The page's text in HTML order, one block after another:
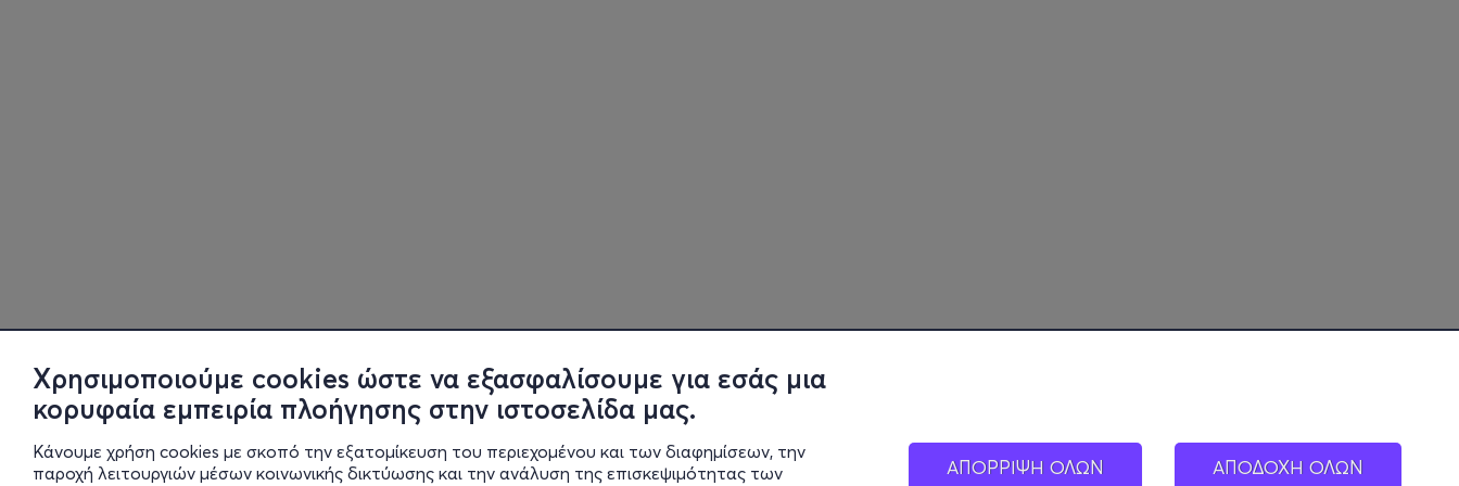
Χρησιμοποιούμε cookies ώστε να εξασφαλίσουμε για εσάς μια
κορυφαία εμπειρία πλοήγησης στην ιστοσελίδα μας.
Κάνουμε χρήση cookies με σκοπό την εξατομίκευση του περιεχομένου και των διαφημίσεων, την
παροχή λειτουργιών μέσων κοινωνικής δικτύωσης και την ανάλυση της επισκεψιμότητας των
ΑΠΟΡΡΙΨΗ ΟΛΩΝ ΑΠΟΔΟΧΗ ΟΛΩΝ